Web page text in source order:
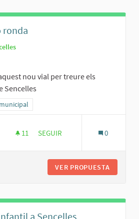
ronda
nou vial per treure els
Sencelles
la categoría: No es competencia municipal
11 11 SEGUIDORAS
SEGUIR 0
VER PROPUESTA
a Sencelles